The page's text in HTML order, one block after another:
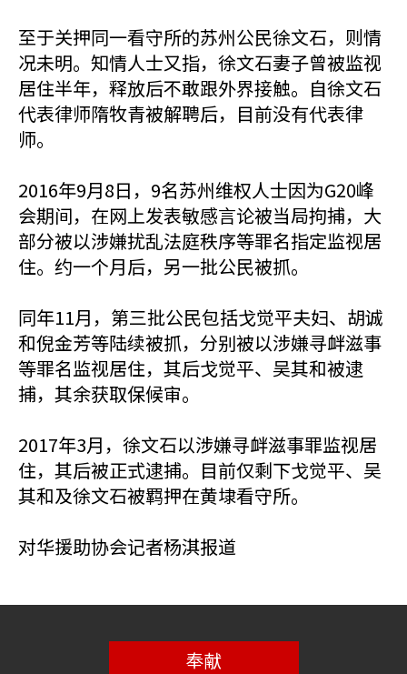
至于关押同一看守所的苏州公民徐文石，则情
况未明。知情人士又指，徐文石妻子曾被监视
居住半年，释放后不敢跟外界接触。自徐文石
代表律师隋牧青被解聘后，目前没有代表律
师。
2016年9月8日，9名苏州维权人士因为G20峰
会期间，在网上发表敏感言论被当局拘捕，大
部分被以涉嫌扰乱法庭秩序等罪名指定监视居
住。约一个月后，另一批公民被抓。
同年11月，第三批公民包括戈觉平夫妇、胡诚
和倪金芳等陆续被抓，分别被以涉嫌寻衅滋事
等罪名监视居住，其后戈觉平、吴其和被逮
捕，其余获取保候审。
2017年3月，徐文石以涉嫌寻衅滋事罪监视居
住，其后被正式逮捕。目前仅剩下戈觉平、吴
其和及徐文石被羁押在黄埭看守所。
对华援助协会记者杨淇报道
奉献